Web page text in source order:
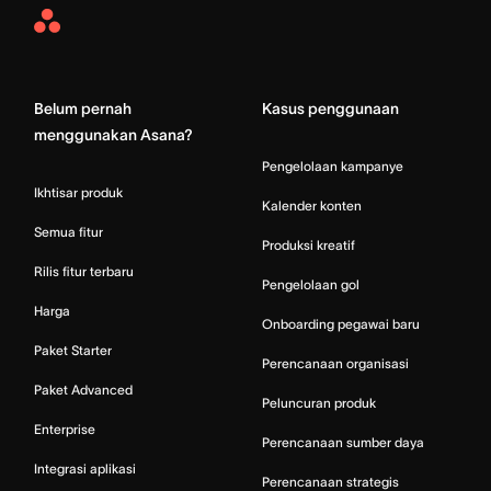
Asana
Belum pernah
menggunakan Asana?
Ikhtisar produk
Semua fitur
Rilis fitur terbaru
Harga
Paket Starter
Paket Advanced
Enterprise
Integrasi aplikasi
Kasus penggunaan
Pengelolaan kampanye
Kalender konten
Produksi kreatif
Pengelolaan gol
Onboarding pegawai baru
Perencanaan organisasi
Peluncuran produk
Perencanaan sumber daya
Perencanaan strategis